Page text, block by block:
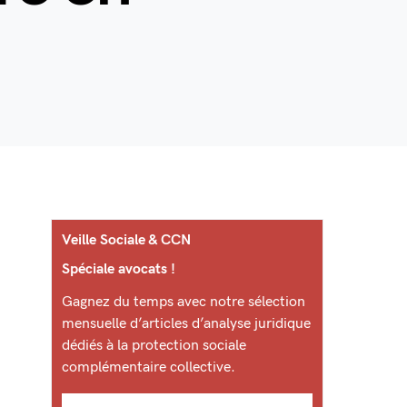
Veille Sociale & CCN
Spéciale avocats !
Gagnez du temps avec notre sélection
mensuelle d’articles d’analyse juridique
dédiés à la protection sociale
complémentaire collective.